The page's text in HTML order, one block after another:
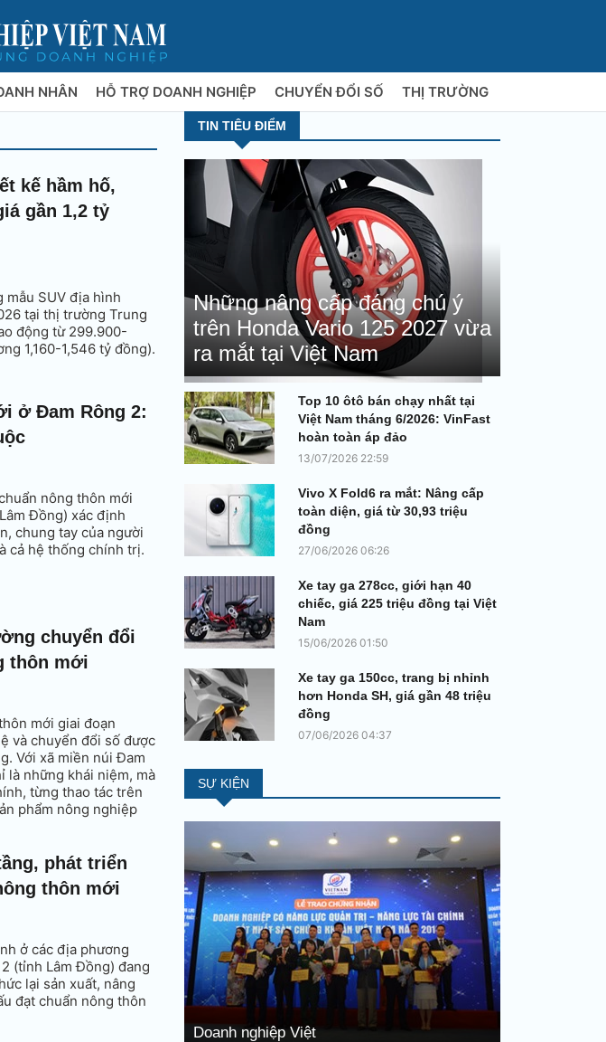
NHÂN HỖ TRỢ DOANH NGHIỆP CHUYỂN ĐỔI SỐ THỊ TRƯỜNG
kế hầm hố,
gần 1,2 tỷ
mẫu SUV địa hình
tại thị trường Trung
động từ 299.900-
1,160-1,546 tỷ đồng).
ở Đam Rông 2:
nông thôn mới
Đồng) xác định
chung tay của người
cả hệ thống chính trị.
chuyển đổi
thôn mới
mới giai đoạn
và chuyển đổi số được
Với xã miền núi Đam
là những khái niệm, mà
từng thao tác trên
phẩm nông nghiệp
phát triển
thôn mới
ở các địa phương
(tỉnh Lâm Đồng) đang
lại sản xuất, nâng
đạt chuẩn nông thôn
TIN TIÊU ĐIỂM
Những nâng cấp đáng chú ý
trên Honda Vario 125 2027 vừa
ra mắt tại Việt Nam
Top 10 ôtô bán chạy nhất tại
Việt Nam tháng 6/2026: VinFast
hoàn toàn áp đảo
13/07/2026 22:59
Vivo X Fold6 ra mắt: Nâng cấp
toàn diện, giá từ 30,93 triệu
đồng
27/06/2026 06:26
Xe tay ga 278cc, giới hạn 40
chiếc, giá 225 triệu đồng tại Việt
Nam
15/06/2026 01:50
Xe tay ga 150cc, trang bị nhỉnh
hơn Honda SH, giá gần 48 triệu
đồng
07/06/2026 04:37
SỰ KIỆN
Doanh nghiệp Việt